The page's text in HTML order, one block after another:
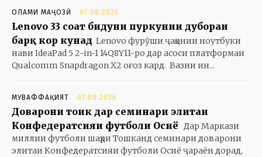
ОЛАМИ МАҶОЗӢ 07.08.2026
Lenovo 33 соат бидуни пуркунии дубораи
барқ кор кунад Lenovo фурӯши ҷаҳонии ноутбуки
нави IdeaPad 5 2-in-1 14Q8Y11-ро дар асоси платформаи
Qualcomm Snapdragon X2 оғоз кард. Вазни ин...
МУВАФФАҚИЯТ 07.08.2026
Доварони тоҷик дар семинари элитаи
Конфедератсияи футболи Осиё Дар Маркази
миллии футболи шаҳри Тошканд семинари доварони
элитаи Конфедератсияи футболи Осиё ҷараён дорад,